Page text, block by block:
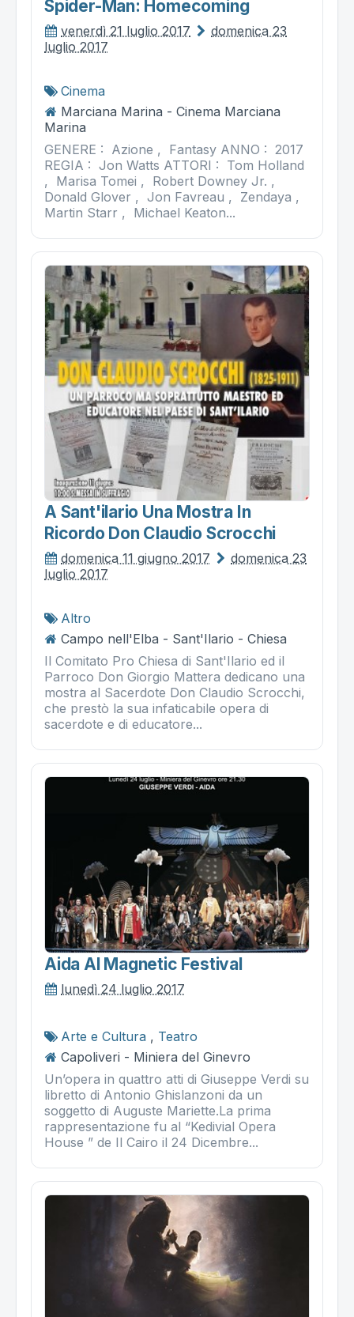
Spider-Man: Homecoming
venerdì 21 luglio 2017
domenica 23
luglio 2017
Cinema
Marciana Marina - Cinema Marciana
Marina
GENERE : Azione , Fantasy ANNO : 2017
REGIA : Jon Watts ATTORI : Tom Holland
, Marisa Tomei , Robert Downey Jr. ,
Donald Glover , Jon Favreau , Zendaya ,
Martin Starr , Michael Keaton...
A Sant'ilario Una Mostra In
Ricordo Don Claudio Scrocchi
domenica 11 giugno 2017
domenica 23
luglio 2017
Altro
Campo nell'Elba - Sant'Ilario - Chiesa
Il Comitato Pro Chiesa di Sant'Ilario ed il
Parroco Don Giorgio Mattera dedicano una
mostra al Sacerdote Don Claudio Scrocchi,
che prestò la sua infaticabile opera di
sacerdote e di educatore...
Aida Al Magnetic Festival
lunedì 24 luglio 2017
Arte e Cultura , Teatro
Capoliveri - Miniera del Ginevro
Un’opera in quattro atti di Giuseppe Verdi su
libretto di Antonio Ghislanzoni da un
soggetto di Auguste Mariette.La prima
rappresentazione fu al “Kedivial Opera
House ” de Il Cairo il 24 Dicembre...